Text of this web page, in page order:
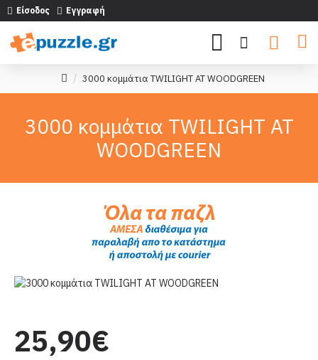
Είσοδος Εγγραφή
3000 κομμάτια TWILIGHT AT WOODGREEN
3000 κομμάτια TWILIGHT AT
WOODGREEN
25,90€